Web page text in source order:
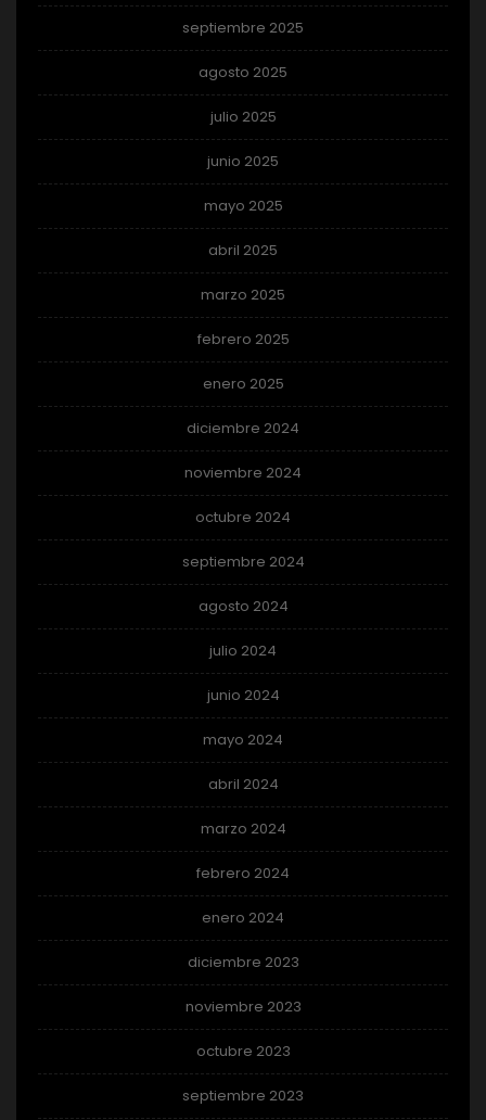
septiembre 2025
agosto 2025
julio 2025
junio 2025
mayo 2025
abril 2025
marzo 2025
febrero 2025
enero 2025
diciembre 2024
noviembre 2024
octubre 2024
septiembre 2024
agosto 2024
julio 2024
junio 2024
mayo 2024
abril 2024
marzo 2024
febrero 2024
enero 2024
diciembre 2023
noviembre 2023
octubre 2023
septiembre 2023